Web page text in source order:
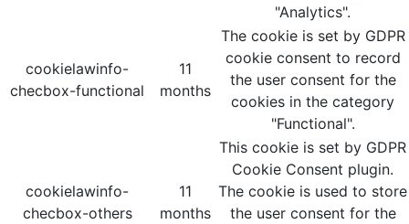
"Analytics".
cookielawinfo-
checbox-functional
11
months
The cookie is set by GDPR
cookie consent to record
the user consent for the
cookies in the category
"Functional".
cookielawinfo-
checbox-others
11
months
This cookie is set by GDPR
Cookie Consent plugin.
The cookie is used to store
the user consent for the